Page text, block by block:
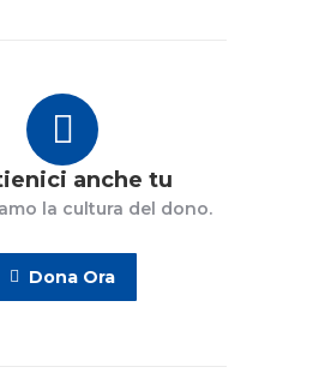
anche tu
la cultura del dono.
Dona Ora